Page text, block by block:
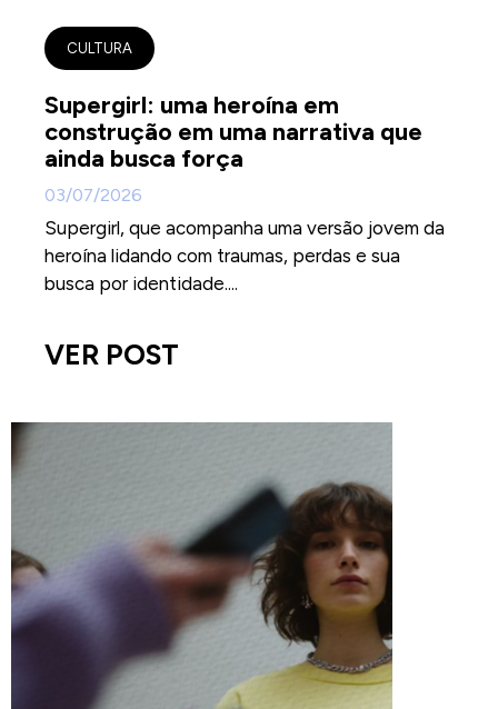
CULTURA
Supergirl: uma heroína em
construção em uma narrativa que
ainda busca força
03/07/2026
Supergirl, que acompanha uma versão jovem da
heroína lidando com traumas, perdas e sua
busca por identidade....
VER POST